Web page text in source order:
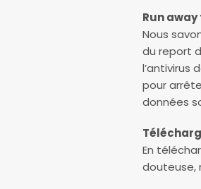
Run
Nous
du report
l’antivirus
pour
données
En
douteuse,